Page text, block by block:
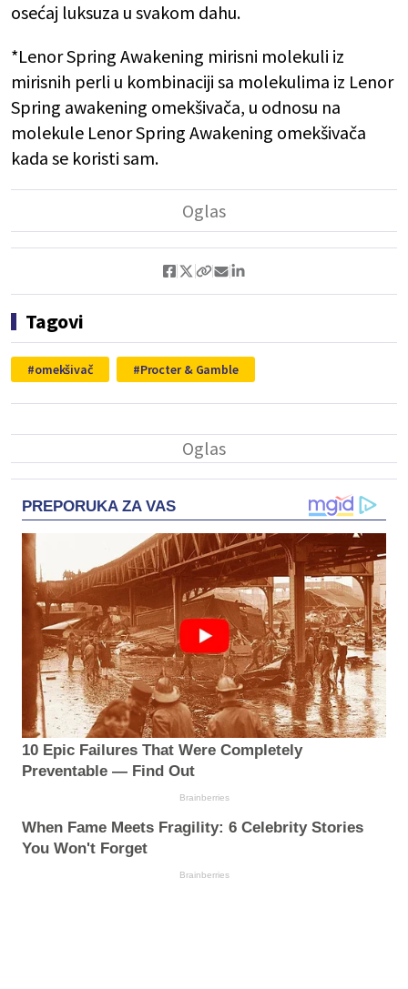
osećaj luksuza u svakom dahu.
*Lenor Spring Awakening mirisni molekuli iz
mirisnih perli u kombinaciji sa molekulima iz Lenor
Spring awakening omekšivača, u odnosu na
molekule Lenor Spring Awakening omekšivača
kada se koristi sam.
Tagovi
omekšivač Procter & Gamble
PREPORUKA ZA VAS
10 Epic Failures That Were Completely
Preventable — Find Out
Brainberries
When Fame Meets Fragility: 6 Celebrity Stories
You Won't Forget
Brainberries